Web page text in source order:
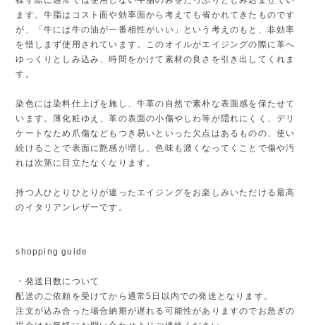
ます。牛脂はコスト面や効率面から考えても省かれてきたものです
が、「牛には牛の油が一番相性がいい」という考えのもと、非効率
を惜しまず使用されています。このオイルがエイジングの際に革へ
ゆっくりとしみ込み、時間をかけて素材の良さを引き出してくれま
す。
染色には染料仕上げを施し、牛革の自然で素朴な表面感を保たせて
います。薄化粧ゆえ、革の表面の小傷やしわ等が隠れにくく、デリ
ケートなため爪傷などもつき易いといった欠点はあるものの、使い
続けることで表面に艶感が増し、色味も濃くなってくことで傷や汚
れは次第に目立たなくなります。
持つ人ひとりひとりが違ったエイジングをお楽しみいただける最高
のイタリアンレザーです。
shopping guide
・発送日数について
配送のご依頼を受けてから通常5日以内での発送となります。
注文が込み合った場合納期が遅れる可能性がありますのでお急ぎの